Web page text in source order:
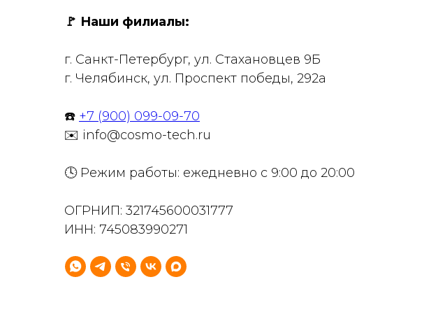
🚩 Наши филиалы:
г. Санкт-Петербург, ул. Стахановцев 9Б
г. Челябинск, ул. Проспект победы, 292а
☎️ +7 (900) 099-09-70
✉️ info@cosmo-tech.ru
🕓 Режим работы: ежедневно с 9:00 до 20:00
ОГРНИП: 321745600031777
ИНН: 745083990271